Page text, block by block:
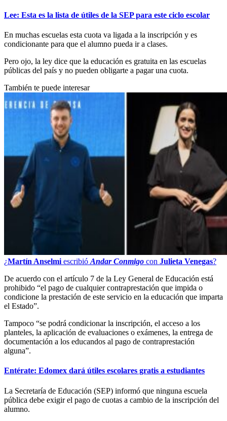
Lee: Esta es la lista de útiles de la SEP para este ciclo escolar
En muchas escuelas esta cuota va ligada a la inscripción y es
condicionante para que el alumno pueda ir a clases.
Pero ojo, la ley dice que la educación es gratuita en las escuelas
públicas del país y no pueden obligarte a pagar una cuota.
También te puede interesar
¿Martín Anselmi escribió Andar Conmigo con Julieta Venegas?
De acuerdo con el artículo 7 de la Ley General de Educación está
prohibido “el pago de cualquier contraprestación que impida o
condicione la prestación de este servicio en la educación que imparta
el Estado”.
Tampoco “se podrá condicionar la inscripción, el acceso a los
planteles, la aplicación de evaluaciones o exámenes, la entrega de
documentación a los educandos al pago de contraprestación
alguna”.
Entérate: Edomex dará útiles escolares gratis a estudiantes
La Secretaría de Educación (SEP) informó que ninguna escuela
pública debe exigir el pago de cuotas a cambio de la inscripción del
alumno.